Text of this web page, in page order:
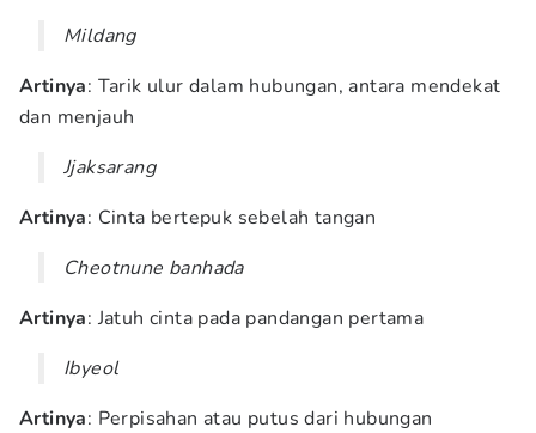
Mildang
Artinya: Tarik ulur dalam hubungan, antara mendekat
dan menjauh
Jjaksarang
Artinya: Cinta bertepuk sebelah tangan
Cheotnune banhada
Artinya: Jatuh cinta pada pandangan pertama
Ibyeol
Artinya: Perpisahan atau putus dari hubungan